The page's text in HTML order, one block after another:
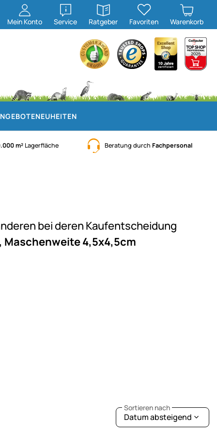
Mein Konto Service
öffnen
Ratgeber
öffnen
Favoriten Warenkorb
NEUHEITEN
m² Lagerfläche Beratung durch Fachpersonal
bei deren Kaufentscheidung
Maschenweite 4,5x4,5cm
Sortieren nach
Datum absteigend